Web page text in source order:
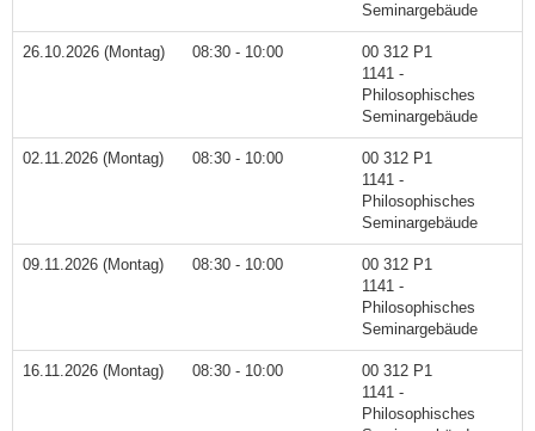
Seminargebäude
26.10.2026 (Montag) 08:30 - 10:00
00 312 P1
1141 -
Philosophisches
Seminargebäude
02.11.2026 (Montag) 08:30 - 10:00
00 312 P1
1141 -
Philosophisches
Seminargebäude
09.11.2026 (Montag) 08:30 - 10:00
00 312 P1
1141 -
Philosophisches
Seminargebäude
16.11.2026 (Montag) 08:30 - 10:00
00 312 P1
1141 -
Philosophisches